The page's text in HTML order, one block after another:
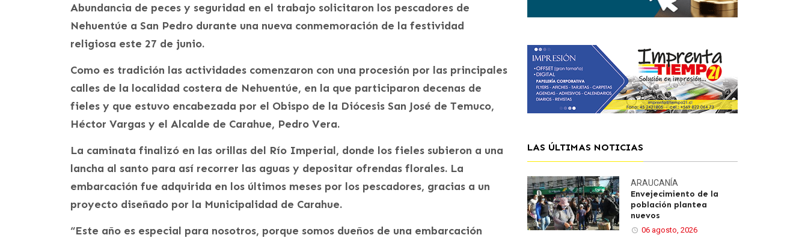
Abundancia de peces y seguridad en el trabajo solicitaron los pescadores de
Nehuentúe a San Pedro durante una nueva conmemoración de la festividad
religiosa este 27 de junio.
Como es tradición las actividades comenzaron con una procesión por las principales
calles de la localidad costera de Nehuentúe, en la que participaron decenas de
fieles y que estuvo encabezada por el Obispo de la Diócesis San José de Temuco,
Héctor Vargas y el Alcalde de Carahue, Pedro Vera.
La caminata finalizó en las orillas del Río Imperial, donde los fieles subieron a una
lancha al santo para así recorrer las aguas y depositar ofrendas florales. La
embarcación fue adquirida en los últimos meses por los pescadores, gracias a un
proyecto diseñado por la Municipalidad de Carahue.
“Este año es especial para nosotros, porque somos dueños de una embarcación
LAS ÚLTIMAS NOTICIAS
ARAUCANÍA
Envejecimiento de la
población plantea
nuevos
06 agosto, 2026